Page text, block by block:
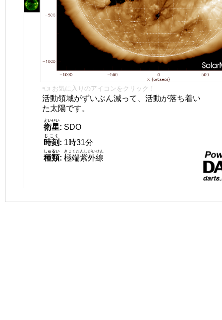
👈 お気に入りのアイコンをクリック！
活動領域がずいぶん減って、活動が落ち着い
た太陽です。
衛星
えいせい
: SDO
時刻
じこく
: 1時31分
種類
しゅるい
: 極端紫外線
きょくたんしがいせん